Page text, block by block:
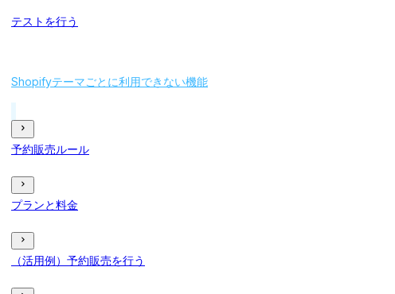
テストを行う
Shopifyテーマごとに利用できない機能
予約販売ルール
プランと料金
（活用例）予約販売を行う